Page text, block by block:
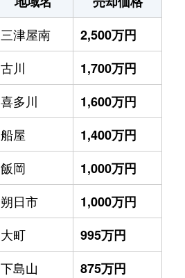
三津屋南
2,500万円
古川
1,700万円
喜多川
1,600万円
船屋
1,400万円
飯岡
1,000万円
朔日市
1,000万円
大町
995万円
下島山
875万円